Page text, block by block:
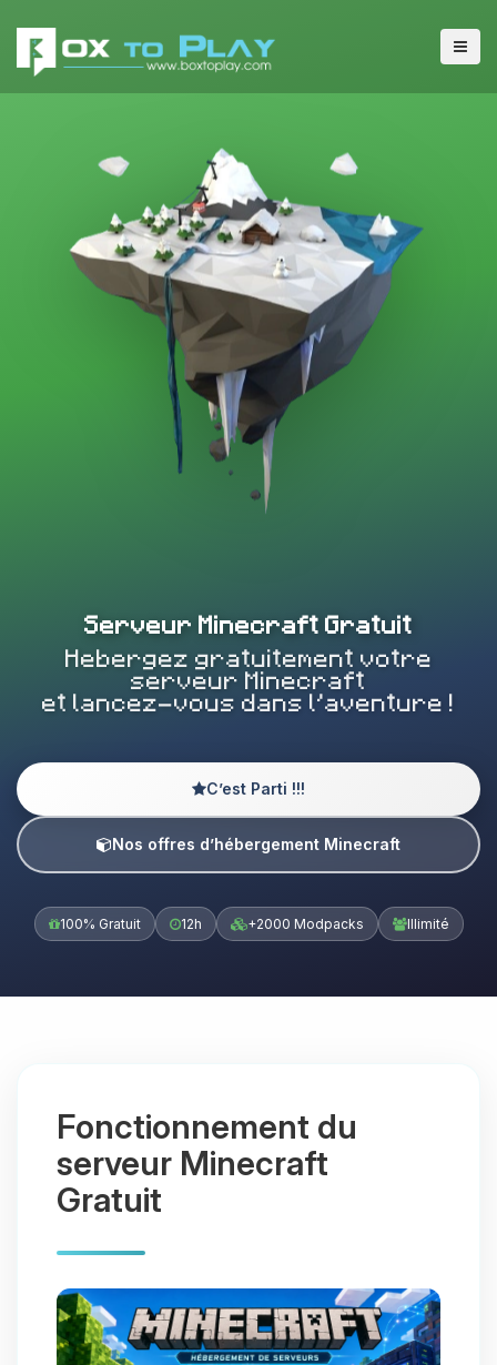
Serveur Minecraft Gratuit
Hebergez gratuitement votre
serveur Minecraft
et lancez-vous dans l’aventure !
C’est Parti !!!
Nos offres d’hébergement Minecraft
100% Gratuit 12h +2000 Modpacks Illimité
Fonctionnement du
serveur Minecraft
Gratuit